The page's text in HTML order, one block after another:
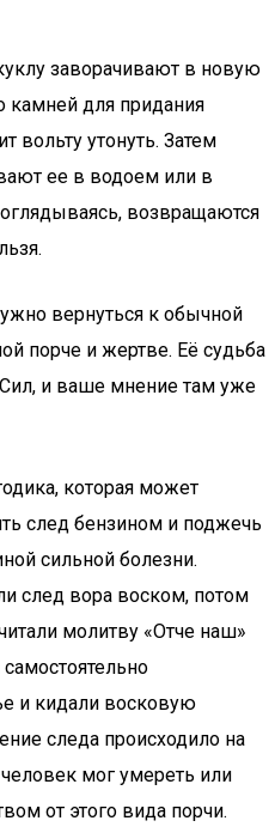
заворачивают в новую
камней для придания
вольту утонуть. Затем
ее в водоем или в
возвращаются
вернуться к обычной
порче и жертве. Её судьба
и ваше мнение там уже
которая может
след бензином и поджечь
сильной болезни.
след вора воском, потом
молитву «Отче наш»
и кидали восковую
следа происходило на
мог умереть или
от этого вида порчи.